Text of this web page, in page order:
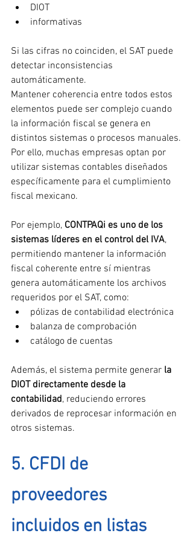
DIOT
informativas
Si las cifras no coinciden, el SAT puede
detectar inconsistencias
automáticamente.
Mantener coherencia entre todos estos
elementos puede ser complejo cuando
la información fiscal se genera en
distintos sistemas o procesos manuales.
Por ello, muchas empresas optan por
utilizar sistemas contables diseñados
específicamente para el cumplimiento
fiscal mexicano.
Por ejemplo, CONTPAQi es uno de los
sistemas líderes en el control del IVA,
permitiendo mantener la información
fiscal coherente entre sí mientras
genera automáticamente los archivos
requeridos por el SAT, como:
pólizas de contabilidad electrónica
balanza de comprobación
catálogo de cuentas
Además, el sistema permite generar la
DIOT directamente desde la
contabilidad, reduciendo errores
derivados de reprocesar información en
otros sistemas.
5. CFDI de
proveedores
incluidos en listas